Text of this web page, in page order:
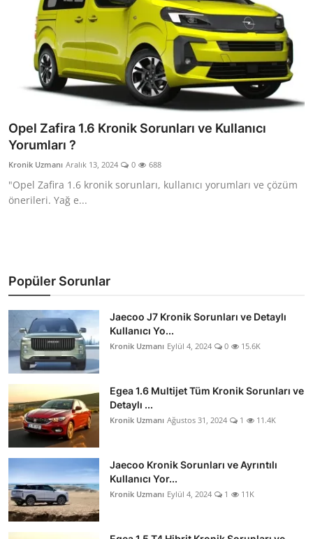
Opel Zafira 1.6 Kronik Sorunları ve Kullanıcı
Yorumları ?
Kronik Uzmanı Aralık 13, 2024 0 688
"Opel Zafira 1.6 kronik sorunları, kullanıcı yorumları ve çözüm
önerileri. Yağ e...
Popüler Sorunlar
Jaecoo J7 Kronik Sorunları ve Detaylı
Kullanıcı Yo...
Kronik Uzmanı Eylül 4, 2024 0 15.6K
Egea 1.6 Multijet Tüm Kronik Sorunları ve
Detaylı ...
Kronik Uzmanı Ağustos 31, 2024 1 11.4K
Jaecoo Kronik Sorunları ve Ayrıntılı
Kullanıcı Yor...
Kronik Uzmanı Eylül 4, 2024 1 11K